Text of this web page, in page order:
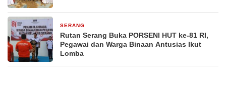
SERANG
Rutan Serang Buka PORSENI HUT ke-81 RI,
Pegawai dan Warga Binaan Antusias Ikut
Lomba